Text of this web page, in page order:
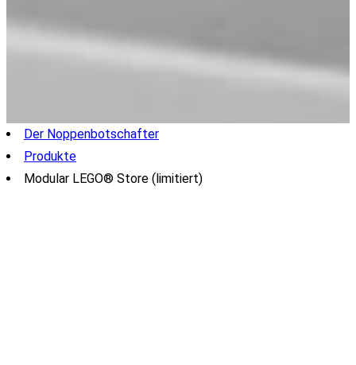
Der Noppenbotschafter
Produkte
Modular LEGO® Store (limitiert)